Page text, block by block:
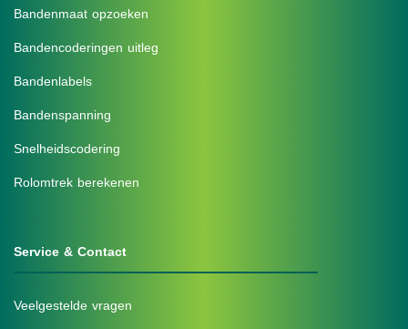
Bandenmaat opzoeken
Bandencoderingen uitleg
Bandenlabels
Bandenspanning
Snelheidscodering
Rolomtrek berekenen
Service & Contact
Veelgestelde vragen